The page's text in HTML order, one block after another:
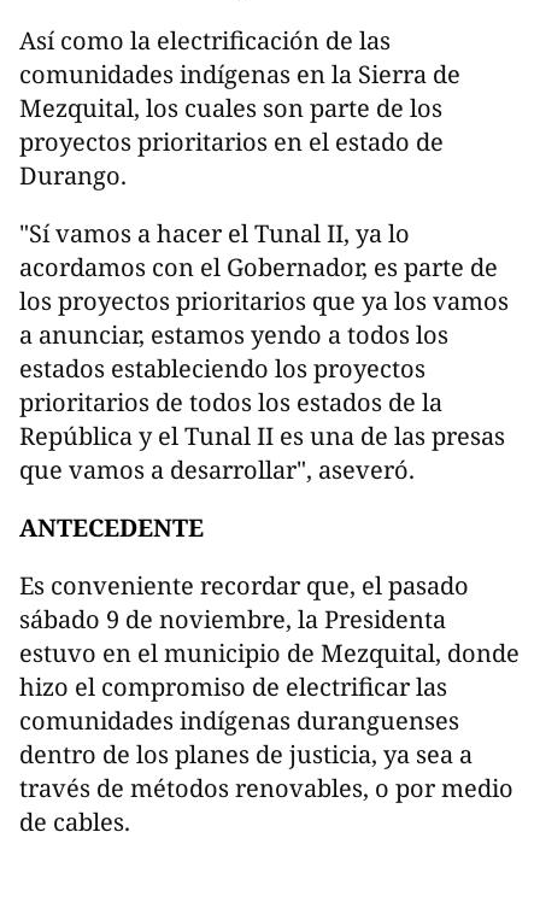
Así como la electrificación de las
comunidades indígenas en la Sierra de
Mezquital, los cuales son parte de los
proyectos prioritarios en el estado de
Durango.
"Sí vamos a hacer el Tunal II, ya lo
acordamos con el Gobernador, es parte de
los proyectos prioritarios que ya los vamos
a anunciar, estamos yendo a todos los
estados estableciendo los proyectos
prioritarios de todos los estados de la
República y el Tunal II es una de las presas
que vamos a desarrollar", aseveró.
ANTECEDENTE
Es conveniente recordar que, el pasado
sábado 9 de noviembre, la Presidenta
estuvo en el municipio de Mezquital, donde
hizo el compromiso de electrificar las
comunidades indígenas duranguenses
dentro de los planes de justicia, ya sea a
través de métodos renovables, o por medio
de cables.